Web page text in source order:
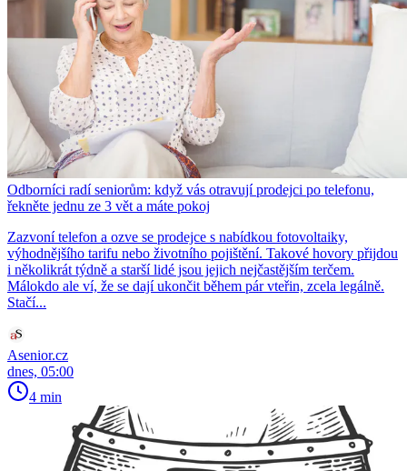
Odborníci radí seniorům: když vás otravují prodejci po telefonu,
řekněte jednu ze 3 vět a máte pokoj
Zazvoní telefon a ozve se prodejce s nabídkou fotovoltaiky,
výhodnějšího tarifu nebo životního pojištění. Takové hovory přijdou
i několikrát týdně a starší lidé jsou jejich nejčastějším terčem.
Málokdo ale ví, že se dají ukončit během pár vteřin, zcela legálně.
Stačí...
Asenior.cz
dnes, 05:00
4 min